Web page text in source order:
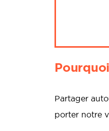
Partager
porter notre